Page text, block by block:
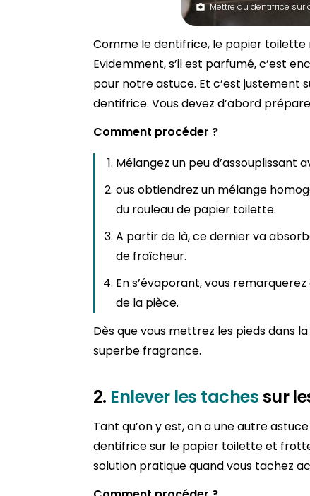
Mettre du dentifrice
Comme le dentifrice, le papier toilette
Evidemment, s’il est parfumé, c’est
pour notre astuce. Et c’est
dentifrice. Vous devez d’abord
Comment procéder ?
Mélangez un peu d’assouplissant
ous obtiendrez un mélange
du rouleau de papier toilette.
A partir de là, ce dernier va
de fraîcheur.
En s’évaporant, vous
de la pièce.
Dès que vous mettrez les pieds dans
superbe fragrance.
2. Enlever les tachessur
Tant qu’on y est, on a une autre
dentifrice sur le papier toilette et
solution pratique quand vous tachez